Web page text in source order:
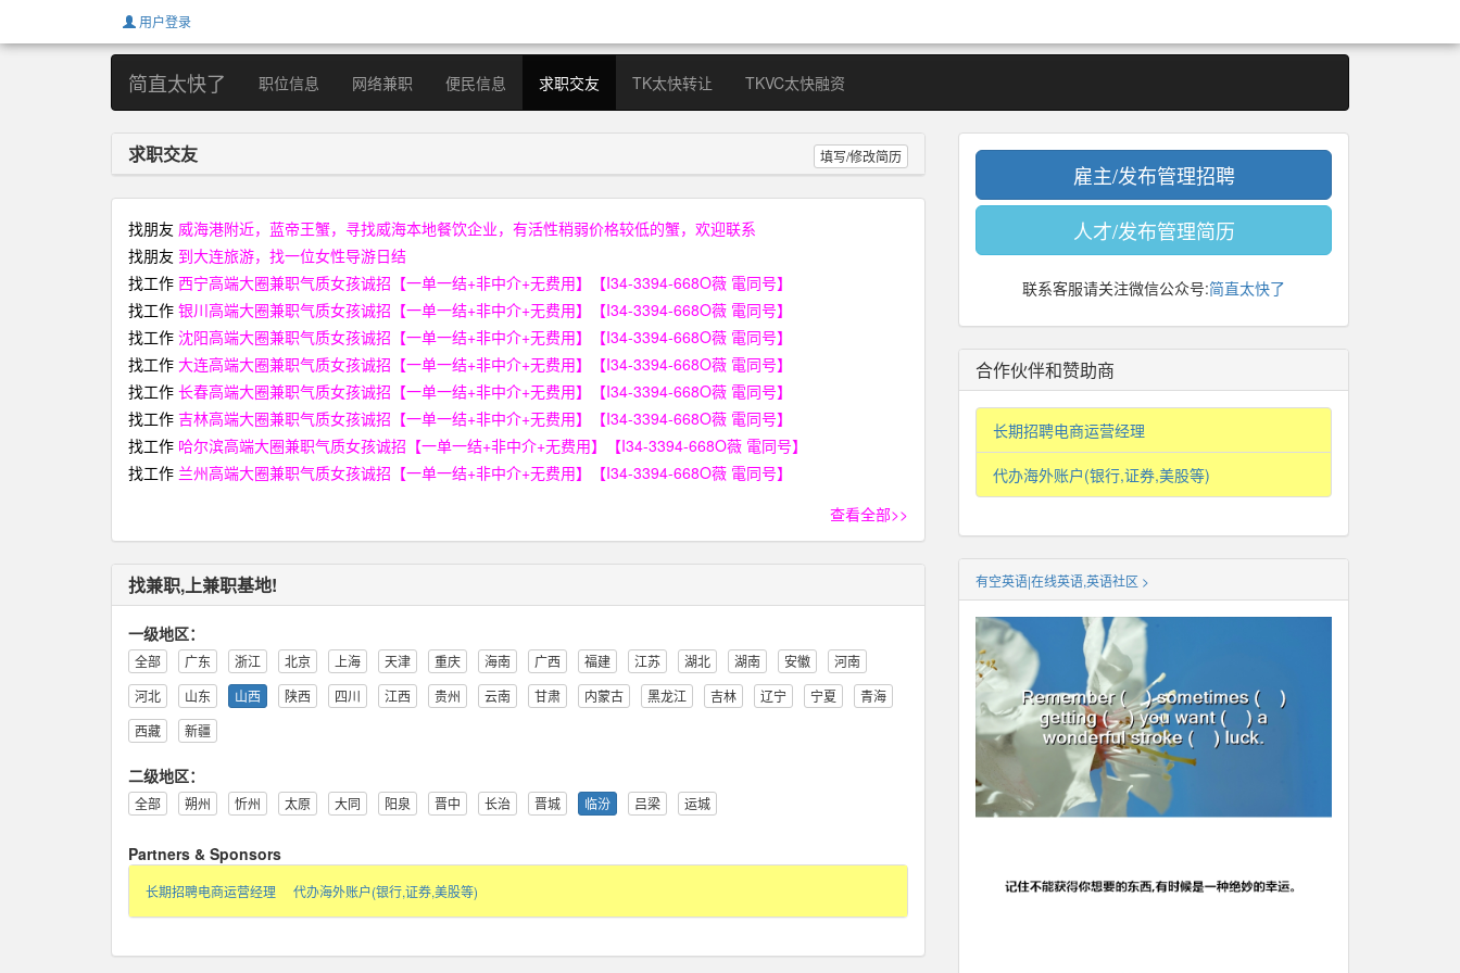
用户登录
简直太快了 职位信息 网络兼职 便民信息 求职交友 TK太快转让 TKVC太快融资
求职交友 填写/修改简历
找朋友 威海港附近，蓝帝王蟹，寻找威海本地餐饮企业，有活性稍弱价格较低的蟹，欢迎联系
找朋友 到大连旅游，找一位女性导游日结
找工作 西宁高端大圈兼职气质女孩诚招【一单一结+非中介+无费用】【I34-3394-668O薇 電同号】
找工作 银川高端大圈兼职气质女孩诚招【一单一结+非中介+无费用】【I34-3394-668O薇 電同号】
找工作 沈阳高端大圈兼职气质女孩诚招【一单一结+非中介+无费用】【I34-3394-668O薇 電同号】
找工作 大连高端大圈兼职气质女孩诚招【一单一结+非中介+无费用】【I34-3394-668O薇 電同号】
找工作 长春高端大圈兼职气质女孩诚招【一单一结+非中介+无费用】【I34-3394-668O薇 電同号】
找工作 吉林高端大圈兼职气质女孩诚招【一单一结+非中介+无费用】【I34-3394-668O薇 電同号】
找工作 哈尔滨高端大圈兼职气质女孩诚招【一单一结+非中介+无费用】【I34-3394-668O薇 電同号】
找工作 兰州高端大圈兼职气质女孩诚招【一单一结+非中介+无费用】【I34-3394-668O薇 電同号】
查看全部>>
找兼职,上兼职基地!
一级地区：
全部 广东 浙江 北京 上海 天津 重庆 海南 广西 福建 江苏 湖北 湖南 安徽
河南
河北
山东 山西 陕西 四川 江西 贵州 云南 甘肃 内蒙古 黑龙江 吉林 辽宁 宁夏
青海
西藏
新疆
二级地区：
全部 朔州 忻州 太原 大同 阳泉 晋中 长治 晋城 临汾 吕梁 运城
Partners & Sponsors
长期招聘电商运营经理 代办海外账户(银行,证券,美股等)
雇主/发布管理招聘
人才/发布管理简历
联系客服请关注微信公众号:简直太快了
合作伙伴和赞助商
长期招聘电商运营经理
代办海外账户(银行,证券,美股等)
有空英语|在线英语,英语社区 >